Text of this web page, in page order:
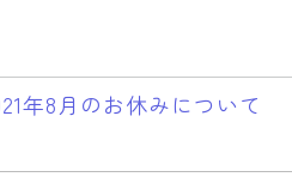
年8月のお休みについて